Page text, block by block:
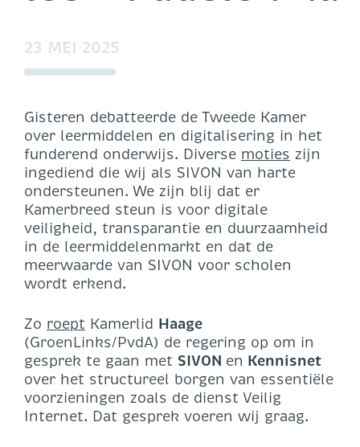
23 MEI 2025
Gisteren debatteerde de Tweede Kamer
over leermiddelen en digitalisering in het
funderend onderwijs. Diverse moties zijn
ingediend die wij als SIVON van harte
ondersteunen. We zijn blij dat er
Kamerbreed steun is voor digitale
veiligheid, transparantie en duurzaamheid
in de leermiddelenmarkt en dat de
meerwaarde van SIVON voor scholen
wordt erkend.
Zo roept Kamerlid Haage
(GroenLinks/PvdA) de regering op om in
gesprek te gaan met SIVON en Kennisnet
over het structureel borgen van essentiële
voorzieningen zoals de dienst Veilig
Internet. Dat gesprek voeren wij graag.